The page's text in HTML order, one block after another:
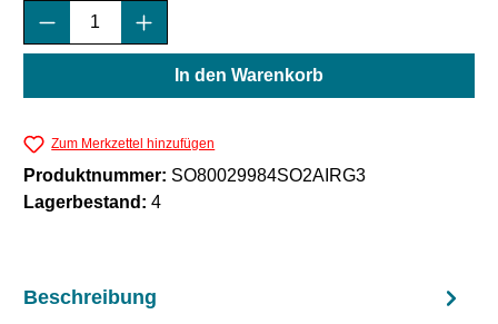
Produkt Anzahl: Gib den gewünschten
In den Warenkorb
Zum Merkzettel hinzufügen
Produktnummer: SO80029984SO2AIRG3
Lagerbestand: 4
Beschreibung